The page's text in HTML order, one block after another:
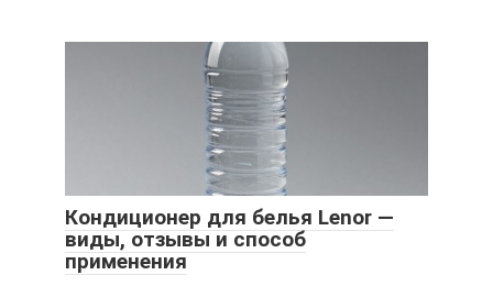
Кондиционер для белья Lenor —
виды, отзывы и способ
применения